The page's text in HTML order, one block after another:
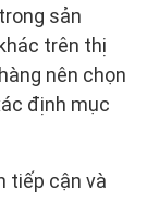
sản
trên thị
nên chọn
định mục
tiếp cận và